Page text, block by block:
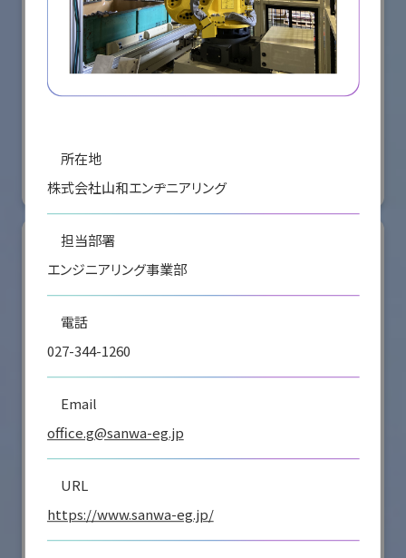
所在地
株式会社山和エンヂニアリング
担当部署
エンジニアリング事業部
電話
027-344-1260
Email
office.g@sanwa-eg.jp
URL
https://www.sanwa-eg.jp/
株式会社ケーメックスONE
#要素技術
リアル会場小間番号 : E4-16
国際ロボット展
#スマートプロダクションロボット #要素技術